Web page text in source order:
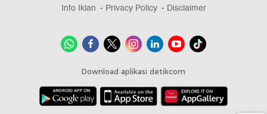
Info Iklan
Privacy Policy Disclaimer
Download aplikasi detikcom